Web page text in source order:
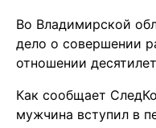
Во Владимирской
дело о совершении
отношении
Как сообщает
мужчина вступил в